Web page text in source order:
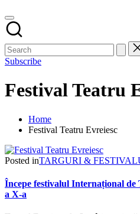
Subscribe
Festival Teatru
Home
Festival Teatru Evreiesc
Posted inTARGURI &
Începe festivalul Internațional
a X-a